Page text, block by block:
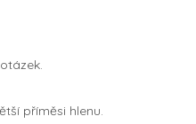
příměsi hlenu.